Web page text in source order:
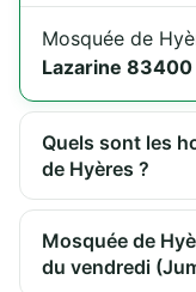
Mosquée de
Lazarine
Quels sont les
de Hyères ?
Mosquée de
du vendredi